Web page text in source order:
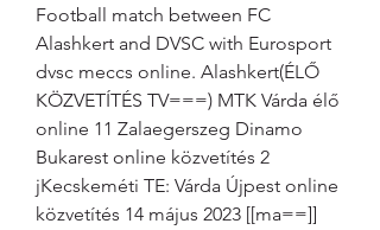
Football match between FC
Alashkert and DVSC with Eurosport
dvsc meccs online. Alashkert(ÉLŐ
KÖZVETÍTÉS TV===) MTK Várda élő
online 11 Zalaegerszeg Dinamo
Bukarest online közvetítés 2
jKecskeméti TE: Várda Újpest online
közvetítés 14 május 2023 [[ma==]]